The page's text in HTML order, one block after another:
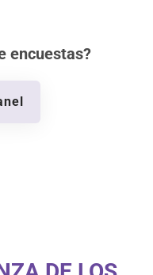
encuestas?